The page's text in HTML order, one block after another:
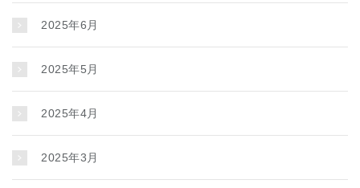
2025年6月
2025年5月
2025年4月
2025年3月